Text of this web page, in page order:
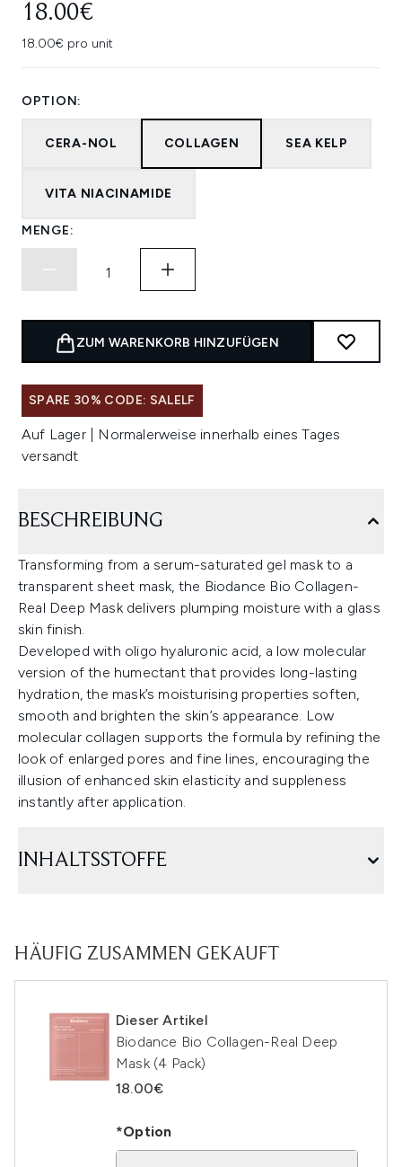
18.00€
18.00€ pro unit
OPTION:
CERA-NOL COLLAGEN SEA KELP
VITA NIACINAMIDE
MENGE:
ZUM WARENKORB HINZUFÜGEN
SPARE 30% CODE: SALELF
Auf Lager | Normalerweise innerhalb eines Tages
versandt
BESCHREIBUNG
Transforming from a serum-saturated gel mask to a
transparent sheet mask, the Biodance Bio Collagen-
Real Deep Mask delivers plumping moisture with a glass
skin finish.
Developed with oligo hyaluronic acid, a low molecular
version of the humectant that provides long-lasting
hydration, the mask’s moisturising properties soften,
smooth and brighten the skin’s appearance. Low
molecular collagen supports the formula by refining the
look of enlarged pores and fine lines, encouraging the
illusion of enhanced skin elasticity and suppleness
instantly after application.
INHALTSSTOFFE
HÄUFIG ZUSAMMEN GEKAUFT
Dieser Artikel
Biodance Bio Collagen-Real Deep
Mask (4 Pack)
18.00€
*Option